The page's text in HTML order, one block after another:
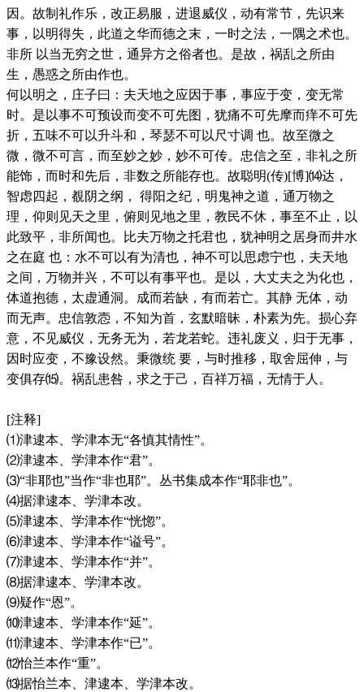
因。故制礼作乐，改正易服，进退威仪，动有常节，先识来
事，以明得失，此道之华而德之末，一时之法，一隅之术也。
非所 以当无穷之世，通异方之俗者也。是故，祸乱之所由
生，愚惑之所由作也。
何以明之，庄子曰：夫天地之应因于事，事应于变，变无常
时。是以事不可预设而变不可先图，犹痛不可先摩而痒不可先
折，五味不可以升斗和，琴瑟不可以尺寸调 也。故至微之
微，微不可言，而至妙之妙，妙不可传。忠信之至，非礼之所
能饰，而时和先后，非数之所能存也。故聪明(传)[博]⒁达，
智虑四起，覩阴之纲， 得阳之纪，明鬼神之道，通万物之
理，仰则见天之里，俯则见地之里，教民不休，事至不止，以
此致平，非所闻也。比夫万物之托君也，犹神明之居身而井水
之在庭 也：水不可以有为清也，神不可以思虑宁也，夫天地
之间，万物并兴，不可以有事平也。是以，大丈夫之为化也，
体道抱德，太虚通洞。成而若缺，有而若亡。其静 无体，动
而无声。忠信敦悫，不知为首，玄默暗昧，朴素为先。损心弃
意，不见威仪，无务无为，若龙若蛇。违礼废义，归于无事，
因时应变，不豫设然。秉微统 要，与时推移，取舍屈伸，与
变俱存⒂。祸乱患咎，求之于己，百祥万福，无情于人。
[注释]
⑴津逮本、学津本无“各慎其情性”。
⑵津逮本、学津本作“君”。
⑶“非耶也”当作“非也耶”。丛书集成本作“耶非也”。
⑷据津逮本、学津本改。
⑸津逮本、学津本作“恍惚”。
⑹津逮本、学津本作“谥号”。
⑺津逮本、学津本作“并”。
⑻据津逮本、学津本改。
⑼疑作“恩”。
⑽津逮本、学津本作“延”。
⑾津逮本、学津本作“已”。
⑿怡兰本作“重”。
⒀据怡兰本、津逮本、学津本改。